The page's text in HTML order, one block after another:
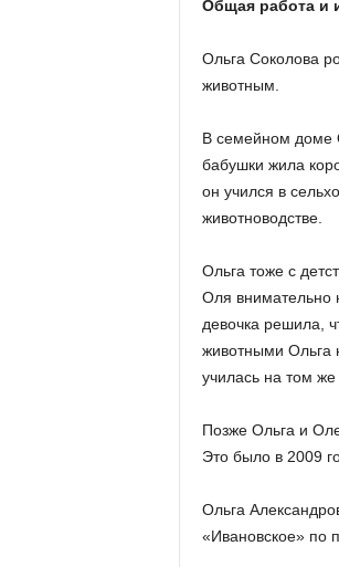
Общая работа и
Ольга Соколова
животным.
В семейном доме
бабушки жила
он учился в
животноводстве.
Ольга тоже с
Оля внимательно
девочка решила,
животными Ольга
училась на том же
Позже Ольга и
Это было в 2009
Ольга
«Ивановское» по